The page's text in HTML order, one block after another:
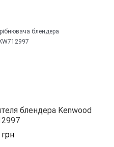
блендера Kenwood
грн